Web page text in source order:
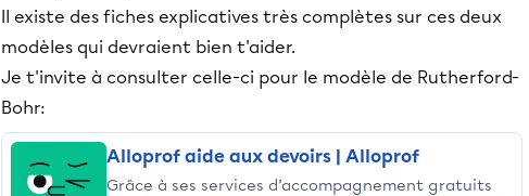
Il existe des fiches explicatives très complètes sur ces deux
modèles qui devraient bien t'aider.
Je t'invite à consulter celle-ci pour le modèle de Rutherford-
Bohr:
Alloprof aide aux devoirs | Alloprof
Grâce à ses services d’accompagnement gratuits